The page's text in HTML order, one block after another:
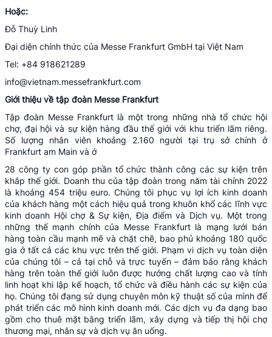
Hoặc:
Đỗ Thuỳ Linh
Đại diện chính thức của Messe Frankfurt GmbH tại Việt Nam
Tel: +84 918621289
info@vietnam.messefrankfurt.com
Giới thiệu về tập đoàn Messe Frankfurt
Tập đoàn Messe Frankfurt là một trong những nhà tổ chức hội
chợ, đại hội và sự kiện hàng đầu thế giới với khu triển lãm riêng.
Số lượng nhân viên khoảng 2.160 người tại trụ sở chính ở
Frankfurt am Main và ở
28 công ty con góp phần tổ chức thành công các sự kiện trên
khắp thế giới. Doanh thu của tập đoàn trong năm tài chính 2022
là khoảng 454 triệu euro. Chúng tôi phục vụ lợi ích kinh doanh
của khách hàng một cách hiệu quả trong khuôn khổ các lĩnh vực
kinh doanh Hội chợ & Sự kiện, Địa điểm và Dịch vụ. Một trong
những thế mạnh chính của Messe Frankfurt là mạng lưới bán
hàng toàn cầu mạnh mẽ và chặt chẽ, bao phủ khoảng 180 quốc
gia ở tất cả các khu vực trên thế giới. Phạm vi dịch vụ toàn diện
của chúng tôi – cả tại chỗ và trực tuyến – đảm bảo rằng khách
hàng trên toàn thế giới luôn được hưởng chất lượng cao và tính
linh hoạt khi lập kế hoạch, tổ chức và điều hành các sự kiện của
họ. Chúng tôi đang sử dụng chuyên môn kỹ thuật số của mình để
phát triển các mô hình kinh doanh mới. Các dịch vụ đa dạng bao
gồm cho thuê mặt bằng triển lãm, xây dựng và tiếp thị hội chợ
thương mại, nhân sự và dịch vụ ăn uống.